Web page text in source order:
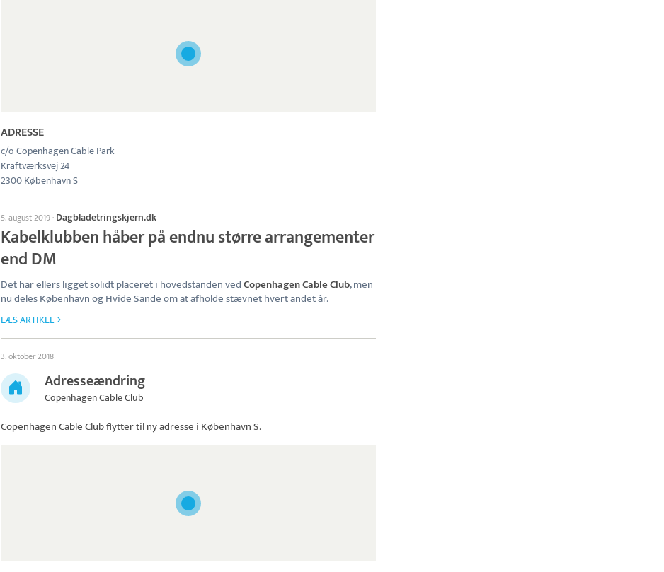
ADRESSE
c/o Copenhagen Cable Park
Kraftværksvej 24
2300 København S
5. august 2019· Dagbladetringskjern.dk
Kabelklubben håber på endnu større arrangementer
end DM
Det har ellers ligget solidt placeret i hovedstanden vedCopenhagen Cable Club, men
nu deles København og Hvide Sande om at afholde stævnet hvert andet år.
LÆS ARTIKEL
3. oktober 2018
Adresseændring
Copenhagen Cable Club
Copenhagen Cable Clubflytter til ny adresse i København S.